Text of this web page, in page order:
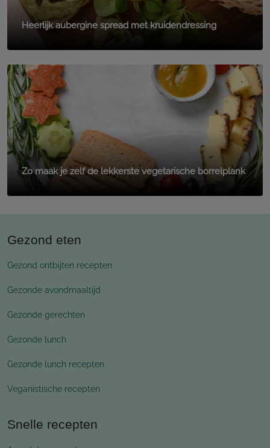
Heerlijk aubergine spread met kruidendressing
Zo maak je zelf de lekkerste vegetarische borrelplank
Gezond eten
Gezond ontbijten recepten
Gezonde avondmaaltijd
Gezonde gerechten
Gezonde lunch
Gezonde lunch recepten
Veganistische recepten
Snelle recepten